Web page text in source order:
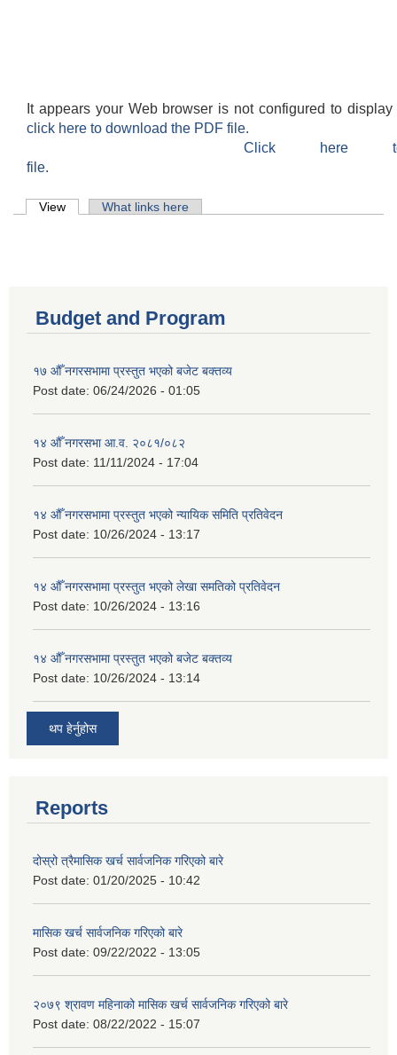
It appears your Web browser is not configured to
click here to download the PDF file.
Click here
file.
Primary tabs
View (active tab)What links here
Budget and Program
१७ औँ नगरसभामा प्रस्तुत भएको बजेट बक्तव्य
Post date: 06/24/2026 - 01:05
१४ औँ नगरसभा आ.व. २०८१/०८२
Post date: 11/11/2024 - 17:04
१४ औँ नगरसभामा प्रस्तुत भएको न्यायिक समिति प्रतिवेदन
Post date: 10/26/2024 - 13:17
१४ औँ नगरसभामा प्रस्तुत भएको लेखा समतिको प्रतिवेदन
Post date: 10/26/2024 - 13:16
१४ औँ नगरसभामा प्रस्तुत भएको बजेट बक्तव्य
Post date: 10/26/2024 - 13:14
थप हेर्नुहोस
Reports
दोस्रो त्रैमासिक खर्च सार्वजनिक गरिएको बारे
Post date: 01/20/2025 - 10:42
मासिक खर्च सार्वजनिक गरिएको बारे
Post date: 09/22/2022 - 13:05
२०७९ श्रावण महिनाको मासिक खर्च सार्वजनिक गरिएको बारे
Post date: 08/22/2022 - 15:07